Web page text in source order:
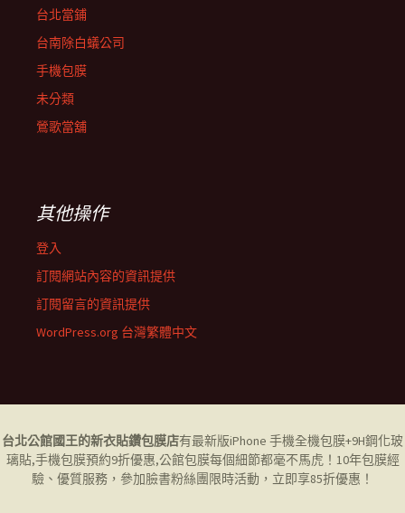
台北當鋪
台南除白蟻公司
手機包膜
未分類
鶯歌當舖
其他操作
登入
訂閱網站內容的資訊提供
訂閱留言的資訊提供
WordPress.org 台灣繁體中文
台北公館國王的新衣貼鑽包膜店有最新版iPhone 手機全機包膜+9H鋼化玻
璃貼,手機包膜預約9折優惠,公館包膜每個細節都毫不馬虎！10年包膜經
驗、優質服務，參加臉書粉絲團限時活動，立即享85折優惠！